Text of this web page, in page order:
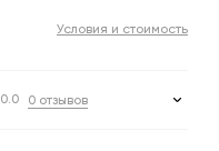
Условия и стоимость
0.0 0 отзывов